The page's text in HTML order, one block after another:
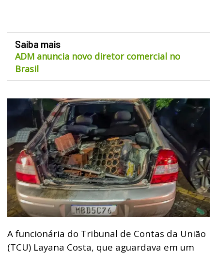
Saiba mais
ADM anuncia novo diretor comercial no
Brasil
A funcionária do Tribunal de Contas da União
(TCU) Layana Costa, que aguardava em um